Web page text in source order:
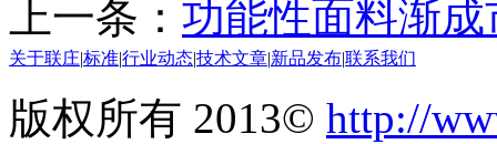
上一条： 功能性面料渐
关于联庄标准行业动态技术文章 新品发布联系我们
版权所有 2013© http://